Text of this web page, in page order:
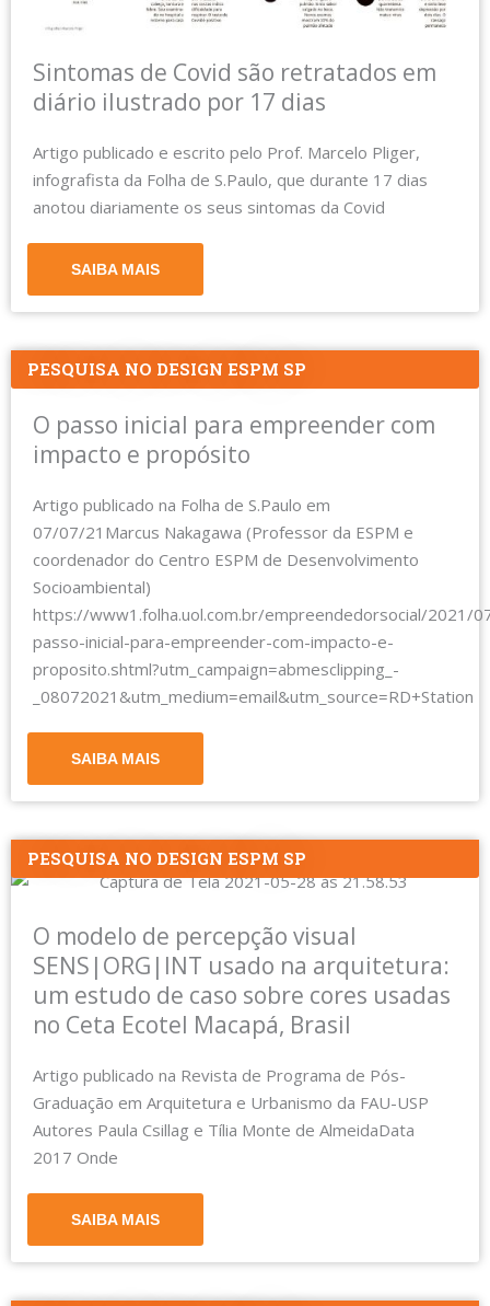
Sintomas de Covid são retratados em
diário ilustrado por 17 dias
Artigo publicado e escrito pelo Prof. Marcelo Pliger,
infografista da Folha de S.Paulo, que durante 17 dias
anotou diariamente os seus sintomas da Covid
SAIBA MAIS
PESQUISA NO DESIGN ESPM SP
O passo inicial para empreender com
impacto e propósito
Artigo publicado na Folha de S.Paulo em
07/07/21Marcus Nakagawa (Professor da ESPM e
coordenador do Centro ESPM de Desenvolvimento
Socioambiental)
https://www1.folha.uol.com.br/empreendedorsocial/2021/
passo-inicial-para-empreender-com-impacto-e-
proposito.shtml?utm_campaign=abmesclipping_-
_08072021&utm_medium=email&utm_source=RD+Station
SAIBA MAIS
PESQUISA NO DESIGN ESPM SP
O modelo de percepção visual
SENS|ORG|INT usado na arquitetura:
um estudo de caso sobre cores usadas
no Ceta Ecotel Macapá, Brasil
Artigo publicado na Revista de Programa de Pós-
Graduação em Arquitetura e Urbanismo da FAU-USP
Autores Paula Csillag e Tília Monte de AlmeidaData
2017 Onde
SAIBA MAIS